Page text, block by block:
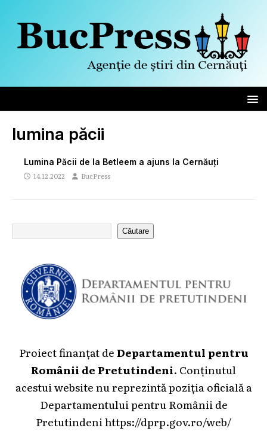
lumina păcii
Lumina Păcii de la Betleem a ajuns la Cernăuți
14.12.2022 BucPress
Căutare
Proiect finanțat deDepartamentul pentru
Românii de Pretutindeni. Conținutul
acestui website nu reprezintă poziția oficială a
Departamentului pentru Românii de
Pretutindeni https://dprp.gov.ro/web/